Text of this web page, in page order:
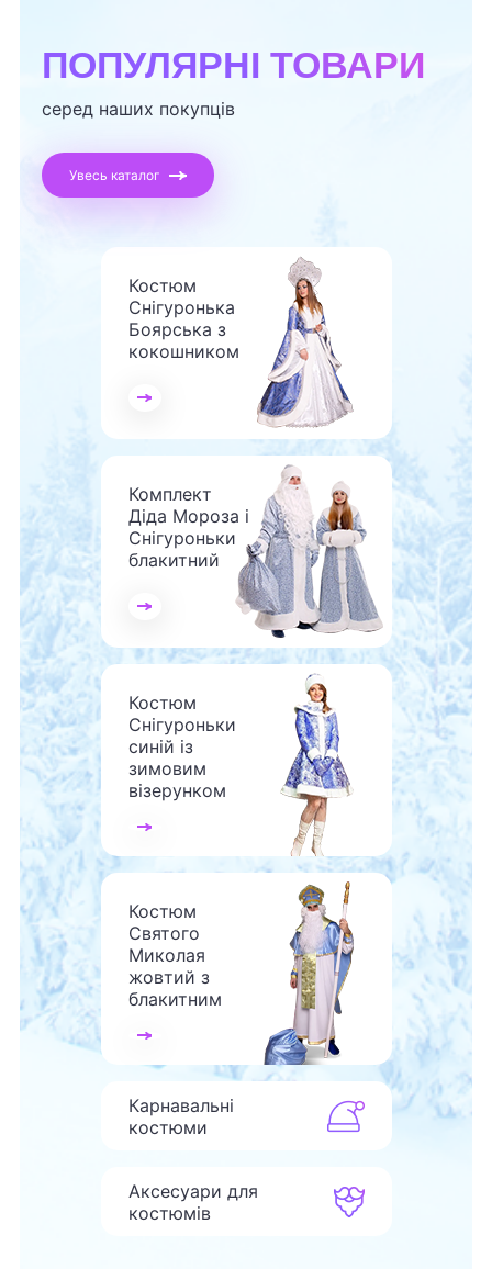
ПОПУЛЯРНІ ТОВАРИ
серед наших покупців
Увесь каталог
Костюм
Снігуронька
Боярська з
кокошником
Комплект
Діда Мороза і
Снігуроньки
блакитний
Костюм
Снігуроньки
синій із
зимовим
візерунком
Костюм
Святого
Миколая
жовтий з
блакитним
Карнавальні
костюми
Аксесуари для
костюмів